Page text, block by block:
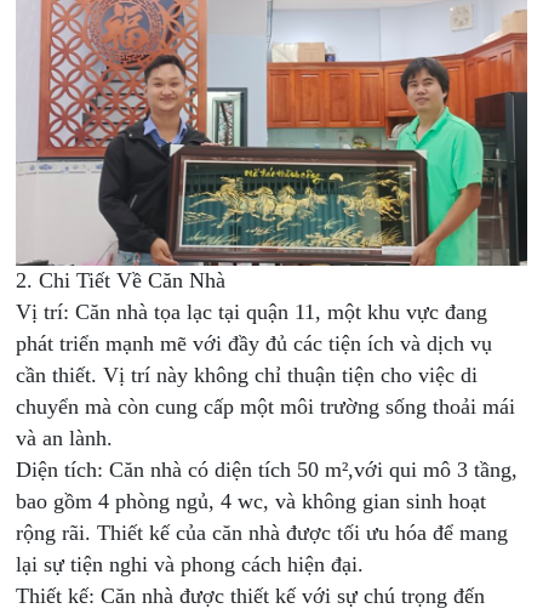
2. Chi Tiết Về Căn Nhà
Vị trí: Căn nhà tọa lạc tại quận 11, một khu vực đang
phát triển mạnh mẽ với đầy đủ các tiện ích và dịch vụ
cần thiết. Vị trí này không chỉ thuận tiện cho việc di
chuyển mà còn cung cấp một môi trường sống thoải mái
và an lành.
Diện tích: Căn nhà có diện tích 50 m²,với qui mô 3 tầng,
bao gồm 4 phòng ngủ, 4 wc, và không gian sinh hoạt
rộng rãi. Thiết kế của căn nhà được tối ưu hóa để mang
lại sự tiện nghi và phong cách hiện đại.
Thiết kế: Căn nhà được thiết kế với sự chú trọng đến